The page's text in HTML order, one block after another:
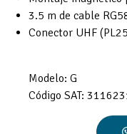
3.5 m de cable
Conector UHF
Modelo: G
Código SAT: